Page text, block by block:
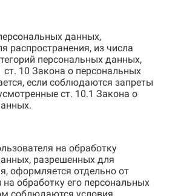
данных,
распространения, из числа
персональных данных,
ст. 10 Закона о персональных
если соблюдаются запреты
ст. 10.1 Закона о
на обработку
разрешенных для
оформляется отдельно от
на обработку его персональных
соблюдаются условия,